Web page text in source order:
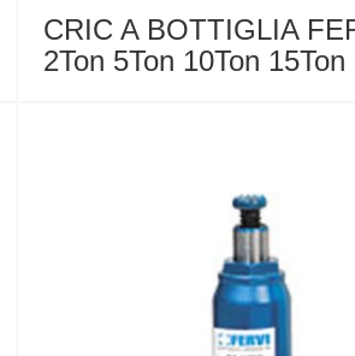
CRIC A BOTTIGLIA
2Ton 5Ton 10Ton 15Ton